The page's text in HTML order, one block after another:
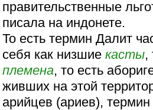
правительственные
писала на индонете.
То есть термин Далит
себя как низшиекасты,
племена, то есть
живших на этой
арийцев (ариев),